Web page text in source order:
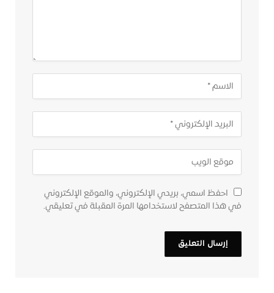
احفظ اسمي، بريدي الإلكتروني، والموقع الإلكتروني
في هذا المتصفح لاستخدامها المرة المقبلة في تعليقي.